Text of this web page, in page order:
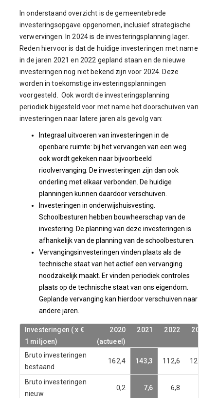
In onderstaand overzicht is de gemeentebrede
investeringsopgave opgenomen, inclusief strategische
verwervingen. In 2024 is de investeringsplanning lager.
Reden hiervoor is dat de huidige investeringen met name
in de jaren 2021 en 2022 gepland staan en de nieuwe
investeringen nog niet bekend zijn voor 2024. Deze
worden in toekomstige investeringsplanningen
voorgesteld. Ook wordt de investeringsplanning
periodiek bijgesteld voor met name het doorschuiven van
investeringen naar latere jaren als gevolg van:
Integraal uitvoeren van investeringen in de
openbare ruimte: bij het vervangen van een weg
ook wordt gekeken naar bijvoorbeeld
rioolvervanging. De investeringen zijn dan ook
onderling met elkaar verbonden. De huidige
planningen kunnen daardoor verschuiven.
Investeringen in onderwijshuisvesting.
Schoolbesturen hebben bouwheerschap van de
investering. De planning van deze investeringen is
afhankelijk van de planning van de schoolbesturen.
Vervangingsinvesteringen vinden plaats als de
technische staat van het actief een vervanging
noodzakelijk maakt. Er vinden periodiek controles
plaats op de technische staat van ons eigendom.
Geplande vervanging kan hierdoor verschuiven naar
andere jaren.
Investeringen ( x €
1 miljoen)
2020
(actueel)
2021 2022 2023
Investeringen ( x €
1 miljoen)
2020
(actueel)
2021 2022 2023
Bruto investeringen
bestaand
162,4 143,3 112,6 126,3
Bruto investeringen
nieuw
0,2 7,6 6,8